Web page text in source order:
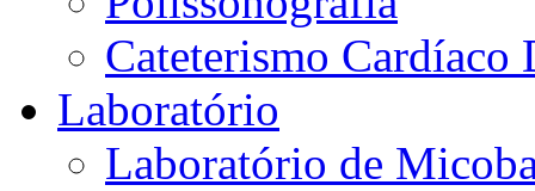
Cateterismo Cardíaco
Laboratório
Laboratório de